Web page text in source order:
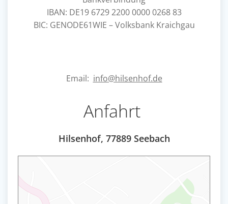
IBAN: DE19 6729 2200 0000 0268 83
BIC: GENODE61WIE – Volksbank Kraichgau
Email: info@hilsenhof.de
Anfahrt
Hilsenhof, 77889 Seebach